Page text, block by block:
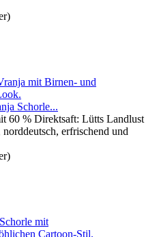
Schorle...
60 % Direktsaft: Lütts Landlust
erfrischend und